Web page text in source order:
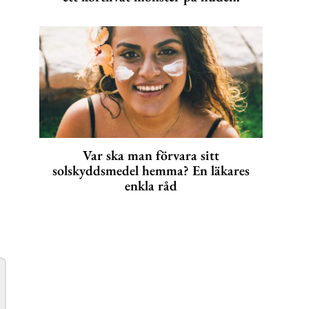
Var ska man förvara sitt
solskyddsmedel hemma? En läkares
enkla råd